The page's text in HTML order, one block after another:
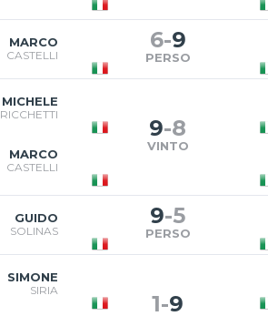
MARCO
CASTELLI
6-9
PERSO
MICHELE
RICCHETTI
MARCO
CASTELLI
9-8
VINTO
GUIDO
SOLINAS
9-5
PERSO
SIMONE
SIRIA
1-9